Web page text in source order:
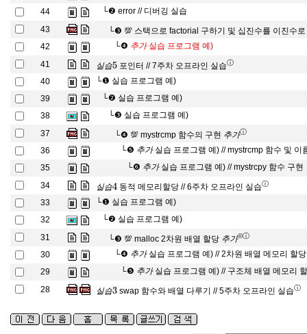
44
└❷ error // 디버깅 실습
43
└❸ 💯 스택으로 factorial 구하기 및 십진수를 이진수
42
└❹ 추 가실습 프로그램 예)
41
실 습5 포인터 // 7주차 오프라인 실습ⓘ
40 └❶ 실습 프로그램 예)
39
└❷ 실습 프로그램 예)
38
└❸ 실습 프로그램 예)
37
└❹ 💯 mystrcmp 함수의 구현 추 가ⓘ
36 └❺ 추 가실습 프로그램 예) // mystrcmp 함수 및 이
35
└❻ 추 가실습 프로그램 예) // mystrcpy 함수 구현
34
실 습4 동적 메모리할당 // 6주차 오프라인 실습ⓘ
33 └❶ 실습 프로그램 예)
32
└❷ 실습 프로그램 예)
31
└❸ 💯 malloc 2차원 배열 할당 추 가©ⓘ
30 └❹ 추 가실습 프로그램 예) // 2차원 배열 메모리 할당
29
└❺ 추 가실습 프로그램 예) // 구조체 배열 메모리
28
실 습3 swap 함수와 배열 다루기 // 5주차 오프라인 실습ⓘ